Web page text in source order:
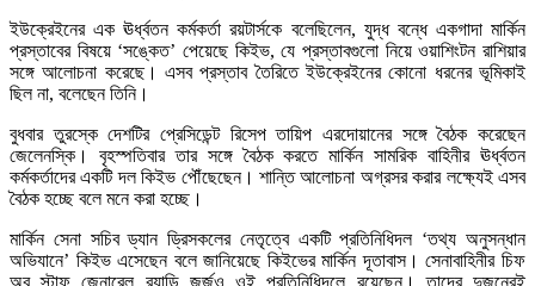
ইউক্রেইনের এক ঊর্ধ্বতন কর্মকর্তা রয়টার্সকে বলেছিলেন, যুদ্ধ বন্ধে একগাদা মার্কিন
প্রস্তাবের বিষয়ে ‘সঙ্কেত’ পেয়েছে কিইভ, যে প্রস্তাবগুলো নিয়ে ওয়াশিংটন রাশিয়ার
সঙ্গে আলোচনা করেছে। এসব প্রস্তাব তৈরিতে ইউক্রেইনের কোনো ধরনের ভূমিকাই
ছিল না, বলেছেন তিনি।
বুধবার তুরস্কে দেশটির প্রেসিডেন্ট রিসেপ তায়িপ এরদোয়ানের সঙ্গে বৈঠক করেছেন
জেলেনস্কি। বৃহস্পতিবার তার সঙ্গে বৈঠক করতে মার্কিন সামরিক বাহিনীর ঊর্ধ্বতন
কর্মকর্তাদের একটি দল কিইভ পৌঁছেছেন। শান্তি আলোচনা অগ্রসর করার লক্ষ্যেই এসব
বৈঠক হচ্ছে বলে মনে করা হচ্ছে।
মার্কিন সেনা সচিব ড্যান ড্রিসকলের নেতৃত্বে একটি প্রতিনিধিদল ‘তথ্য অনুসন্ধান
অভিযানে’ কিইভ এসেছেন বলে জানিয়েছে কিইভের মার্কিন দূতাবাস। সেনাবাহিনীর চিফ
অব স্টাফ জেনারেল র‌্যান্ডি জর্জও ওই প্রতিনিধিদলে রয়েছেন। তাদের দুজনেরই